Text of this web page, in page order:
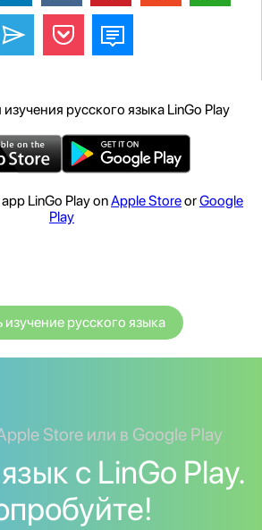
русского языка LinGo Play
LinGo Play onApple StoreorGoogle
Play
изучение русского языка
Store или в Google Play
с LinGo Play.